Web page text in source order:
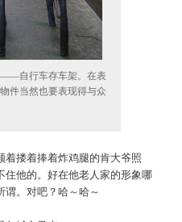
自行车存车架。在表
件当然也要表现得与众
搂着捧着炸鸡腿的肯大爷照
他的。好在他老人家的形象哪
谓。对吧？哈～哈～